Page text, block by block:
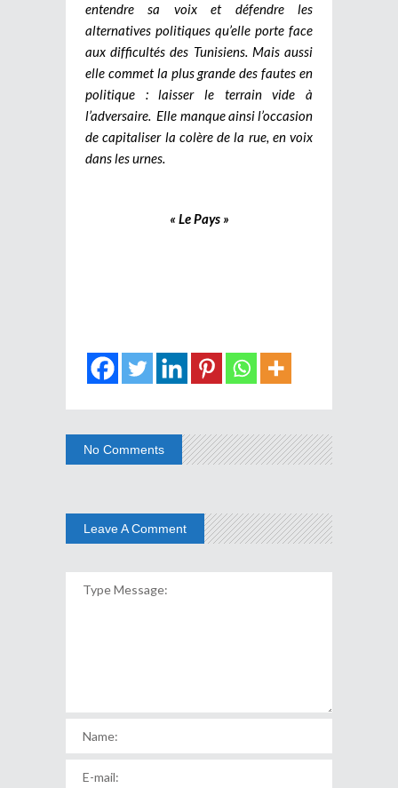
entendre sa voix et défendre les
alternatives politiques qu’elle porte face
aux difficultés des Tunisiens. Mais aussi
elle commet la plus grande des fautes en
politique : laisser le terrain vide à
l’adversaire. Elle manque ainsi l’occasion
de capitaliser la colère de la rue, en voix
dans les urnes.
« Le Pays »
No Comments
Leave A Comment